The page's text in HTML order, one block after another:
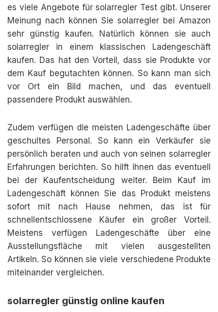
es viele Angebote für solarregler Test gibt. Unserer
Meinung nach können Sie solarregler bei Amazon
sehr günstig kaufen. Natürlich können sie auch
solarregler in einem klassischen Ladengeschäft
kaufen. Das hat den Vorteil, dass sie Produkte vor
dem Kauf begutachten können. So kann man sich
vor Ort ein Bild machen, und das eventuell
passendere Produkt auswählen.
Zudem verfügen die meisten Ladengeschäfte über
geschultes Personal. So kann ein Verkäufer sie
persönlich beraten und auch von seinen solarregler
Erfahrungen berichten. So hilft ihnen das eventuell
bei der Kaufentscheidung weiter. Beim Kauf im
Ladengeschäft können Sie das Produkt meistens
sofort mit nach Hause nehmen, das ist für
schnellentschlossene Käufer ein großer Vorteil.
Meistens verfügen Ladengeschäfte über eine
Ausstellungsfläche mit vielen ausgestellten
Artikeln. So können sie viele verschiedene Produkte
miteinander vergleichen.
solarregler günstig online kaufen